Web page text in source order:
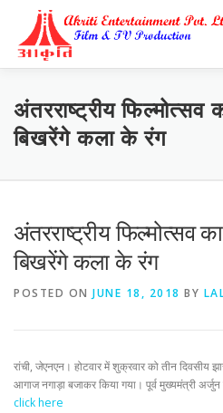
content
अंतरराष्ट्रीय फिल्मोत्सव
बिखरेंगे कला के रंग
अंतरराष्ट्रीय फिल्मोत्सव
बिखरेंगे कला के रंग
POSTED ON JUNE 18, 2018 BY
रांची, जेएनएन। होटवार में शुक्रवार को तीन दिवसीय
आगाज नगाड़ा बजाकर किया गया। पूर्व मुख्यमंत्री
click here